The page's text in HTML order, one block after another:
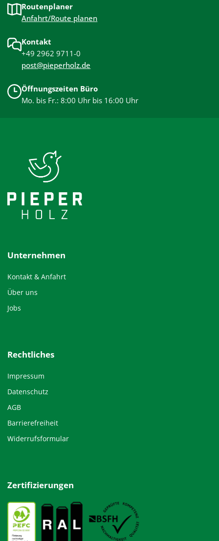
Routenplaner
Anfahrt/Route planen
Kontakt
+49 2962 9711-0
post@pieperholz.de
Öffnungszeiten Büro
Mo. bis Fr.: 8:00 Uhr bis 16:00 Uhr
Unternehmen
Kontakt & Anfahrt
Über uns
Jobs
Rechtliches
Impressum
Datenschutz
AGB
Barrierefreiheit
Widerrufsformular
Zertifizierungen